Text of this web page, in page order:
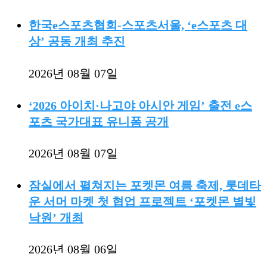
한국e스포츠협회-스포츠서울, ‘e스포츠 대
상’ 공동 개최 추진
2026년 08월 07일
‘2026 아이치·나고야 아시안 게임’ 출전 e스
포츠 국가대표 유니폼 공개
2026년 08월 07일
잠실에서 펼쳐지는 포켓몬 여름 축제, 롯데타
운 서머 마켓 첫 협업 프로젝트 ‘포켓몬 별빛
낙원’ 개최
2026년 08월 06일